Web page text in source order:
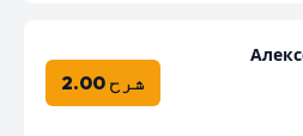
شرح 2.00